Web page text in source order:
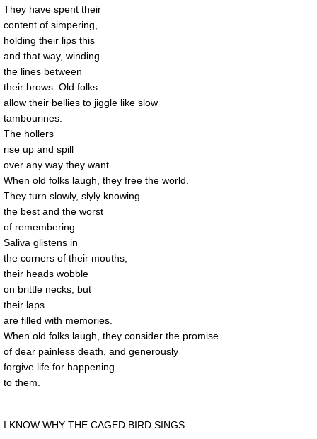
They have spent their
content of simpering,
holding their lips this
and that way, winding
the lines between
their brows. Old folks
allow their bellies to jiggle like slow
tambourines.
The hollers
rise up and spill
over any way they want.
When old folks laugh, they free the world.
They turn slowly, slyly knowing
the best and the worst
of remembering.
Saliva glistens in
the corners of their mouths,
their heads wobble
on brittle necks, but
their laps
are filled with memories.
When old folks laugh, they consider the promise
of dear painless death, and generously
forgive life for happening
to them.
I KNOW WHY THE CAGED BIRD SINGS